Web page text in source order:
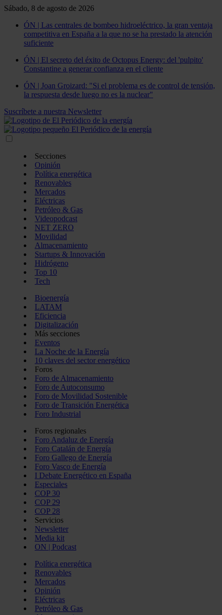
Sábado, 8 de agosto de 2026
ÓN | Las centrales de bombeo hidroeléctrico, la gran ventaja
competitiva en España a la que no se ha prestado la atención
suficiente
ÓN | El secreto del éxito de Octopus Energy: del 'pulpito'
Constantine a generar confianza en el cliente
ÓN | Joan Groizard: "Si el problema es de control de tensión,
la respuesta desde luego no es la nuclear"
Suscríbete a nuestra Newsletter
Secciones
Opinión
Política energética
Renovables
Mercados
Eléctricas
Petróleo & Gas
Videopodcast
NET ZERO
Movilidad
Almacenamiento
Startups & Innovación
Hidrógeno
Top 10
Tech
Bioenergía
LATAM
Eficiencia
Digitalización
Más secciones
Eventos
La Noche de la Energía
10 claves del sector energético
Foros
Foro de Almacenamiento
Foro de Autoconsumo
Foro de Movilidad Sostenible
Foro de Transición Energética
Foro Industrial
Foros regionales
Foro Andaluz de Energía
Foro Catalán de Energía
Foro Gallego de Energía
Foro Vasco de Energía
I Debate Energético en España
Especiales
COP 30
COP 29
COP 28
Servicios
Newsletter
Media kit
ON | Podcast
Política energética
Renovables
Mercados
Opinión
Eléctricas
Petróleo & Gas